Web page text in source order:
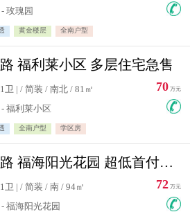
玫瑰园
黄金楼层 全南户型
福利莱小区 多层住宅急售
卫 | / 简装 / 南北 / 81㎡
福利莱小区
全南户型 学区房
70 万元
福海路 福海阳光花园 超低首付住宅急售
卫 | / 简装 / 南 / 94㎡
福海阳光花园
72 万元